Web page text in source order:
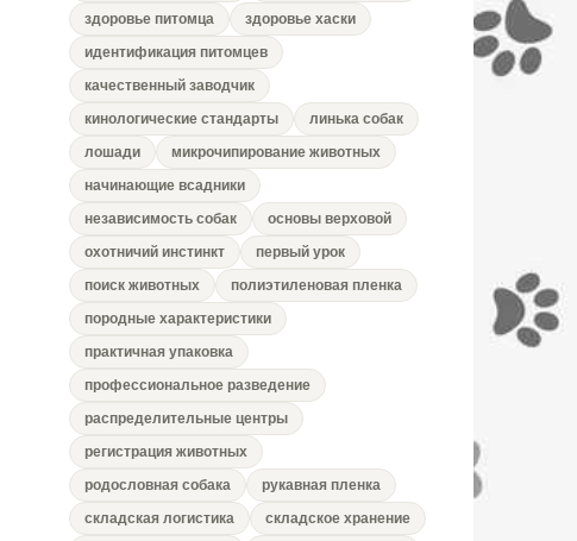
здоровье питомца
здоровье хаски
идентификация питомцев
качественный заводчик
кинологические стандарты
линька собак
лошади
микрочипирование животных
начинающие всадники
независимость собак
основы верховой
охотничий инстинкт
первый урок
поиск животных
полиэтиленовая пленка
породные характеристики
практичная упаковка
профессиональное разведение
распределительные центры
регистрация животных
родословная собака
рукавная пленка
складская логистика
складское хранение